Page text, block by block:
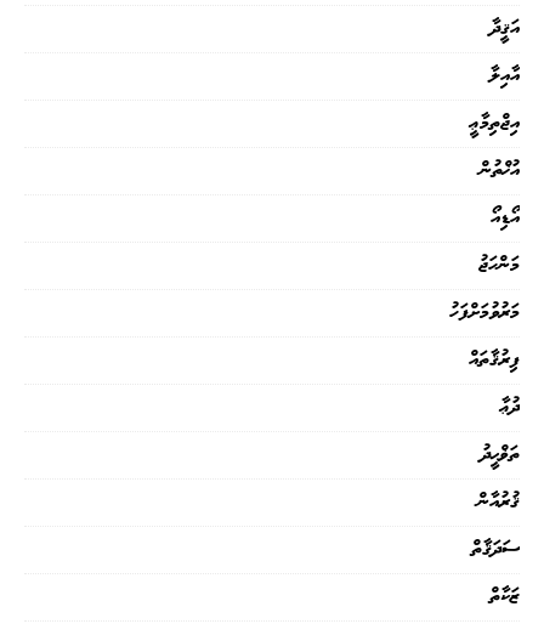
އަޤީދާ
އާއިލާ
އިޖްތިމާޢީ
އުޚްތުން
އޯޑިއޯ
މަންހަޖު
މަރުވުމަށްފަހު
ފިރުޤާތައް
ދުޢާ
ތަޥްޙީދު
ޤުރުއާން
ސަދަޤާތް
ޒަކާތް